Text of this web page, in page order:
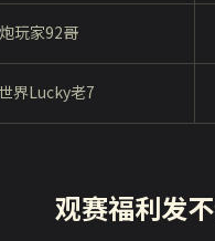
玩家92哥
界Lucky老7
观赛福利发不